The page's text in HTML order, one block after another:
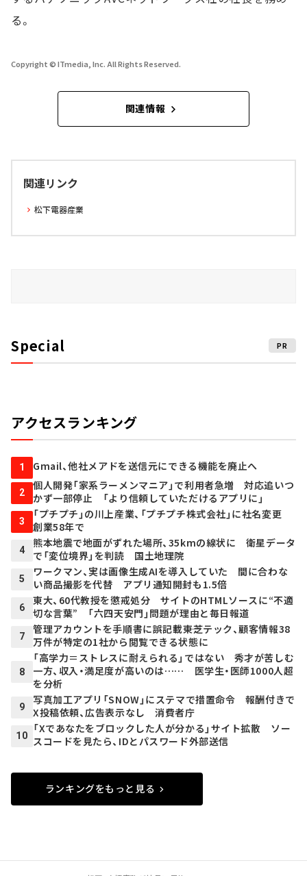
る。
Copyright © ITmedia, Inc. All Rights Reserved.
関連情報
関連リンク
松下電器産業
Special PR
アクセスランキング
1 Gmail、他社メアドを送信元にできる機能を廃止へ
2
個人開発「家系ラーメンマニア」で利用者急増 対応追いつ
かず一部停止 「より信頼していただけるアプリに」
3
「プチプチ」の川上産業、「プチプチ株式会社」に社名変更
創業58年で
4
熊本地震で地面がずれた場所、35kmの線状に 衛星データ
で「変位境界」を判読 国土地理院
5
ワークマン、実は画像生成AIを導入していた 間に合わな
い商品撮影を代替 アプリ通知開封も1.5倍
6
東大、60代教授を懲戒処分 サイトのHTMLソースに“不適
切な言葉” 「六四天安門」問題が理由と毎日報道
7
管理アカウントを手順書に誤記載――東芝テック、顧客情報38
万件が特定の1社から閲覧できる状態に
8
「高学力＝ストレスに耐えられる」ではない 秀才が苦しむ
一方、収入・満足度が高いのは…… 医学生・医師1000人超
を分析
9
写真加工アプリ「SNOW」にステマで措置命令 報酬付きで
X投稿依頼、広告表示なし 消費者庁
10
「Xであなたをブロックした人が分かる」サイト拡散 ソー
スコードを見たら、IDとパスワード外部送信
ランキングをもっと見る